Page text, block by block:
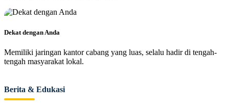
Dekat dengan Anda
Memiliki jaringan kantor cabang yang luas, selalu hadir di tengah-
tengah masyarakat lokal.
Berita & Edukasi